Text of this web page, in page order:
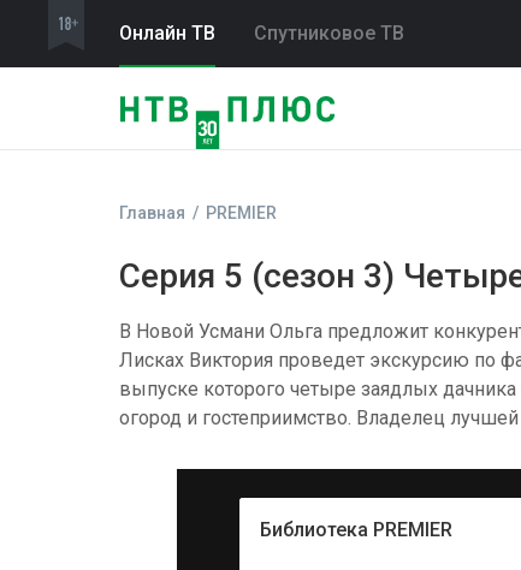
Онлайн ТВ Спутниковое ТВ
Главная PREMIER
Серия 5 (сезон 3)
В Новой Усмани Ольга предложит
Лисках Виктория проведет экскурсию по
выпуске которого четыре заядлых дачника
огород и гостеприимство. Владелец
Библиотека PREMIER